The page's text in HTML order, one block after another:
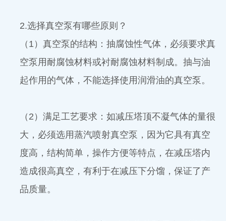
2.选择真空泵有哪些原则？
（1）真空泵的结构：抽腐蚀性气体，必须要求真
空泵用耐腐蚀材料或衬耐腐蚀材料制成。抽与油
起作用的气体，不能选择使用润滑油的真空泵。
（2）满足工艺要求：如减压塔顶不凝气体的量很
大，必须选用蒸汽喷射真空泵，因为它具有真空
度高，结构简单，操作方便等特点，在减压塔内
造成很高真空，有利于在减压下分馏，保证了产
品质量。